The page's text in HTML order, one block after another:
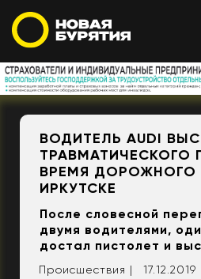
ВОДИТЕЛЬ AUDI
ТРАВМАТИЧЕСКОГО
ВРЕМЯ ДОРОЖНОГО
ИРКУТСКЕ
После словесной
двумя водителями,
достал пистолет и
Происшествия |